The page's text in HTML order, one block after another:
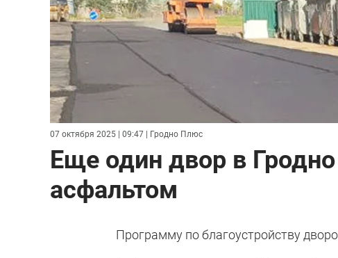
07 октября 2025 | 09:47 | Гродно Плюс
Еще один двор в
асфальтом
Программу по благоустройству